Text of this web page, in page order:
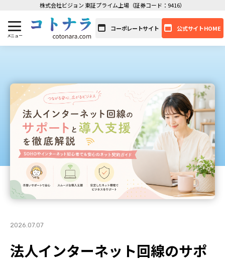
株式会社ビジョン 東証プライム上場（証券コード：9416）
コーポレートサイト 公式サイトHOME
2026.07.07
法人インターネット回線のサポ